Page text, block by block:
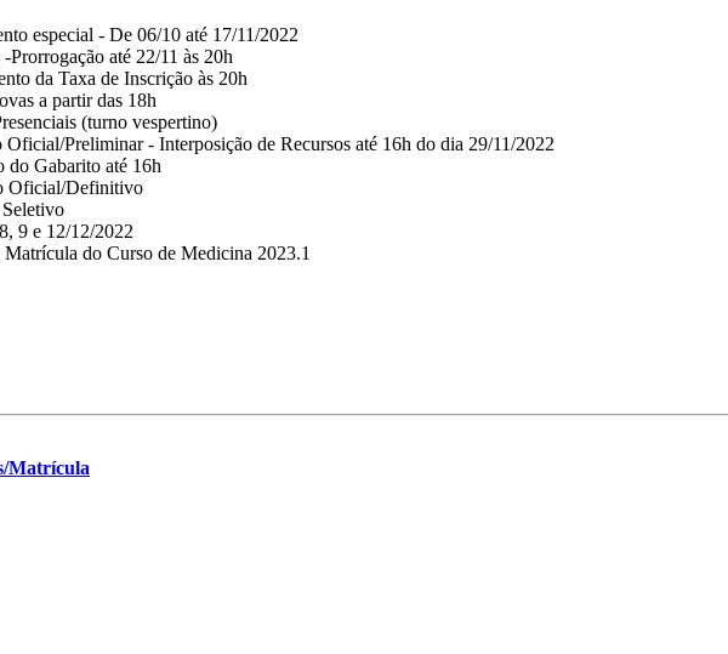
especial - De 06/10 até 17/11/2022
até 22/11 às 20h
da Taxa de Inscrição às 20h
a partir das 18h
(turno vespertino)
Preliminar - Interposição de Recursos até 16h do dia 29/11/2022
do Gabarito até 16h
Oficial/Definitivo
9 e 12/12/2022
Matrícula do Curso de Medicina 2023.1
Matrícula